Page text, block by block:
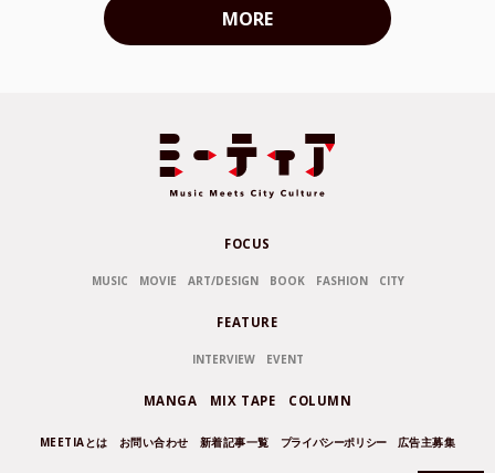
MORE
FOCUS
MUSIC MOVIE ART/DESIGN BOOK FASHION CITY
FEATURE
INTERVIEW EVENT
MANGA MIX TAPE COLUMN
MEETIAとは お問い合わせ 新着記事一覧 プライバシーポリシー 広告主募集